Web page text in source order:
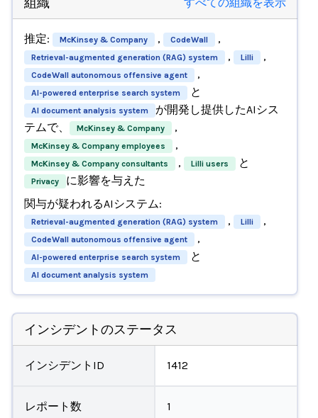
推定: McKinsey & Company , CodeWall ,
Retrieval-augmented generation (RAG) system , Lilli ,
CodeWall autonomous offensive agent ,
AI-powered enterprise search system と
AI document analysis system
が開発し提供したAIシス
テムで、
McKinsey & Company ,
McKinsey & Company employees ,
McKinsey & Company consultants , Lilli users と
Privacy
に影響を与えた
関与が疑われるAIシステム:
Retrieval-augmented generation (RAG) system , Lilli ,
CodeWall autonomous offensive agent ,
AI-powered enterprise search system と
AI document analysis system
インシデントのステータス
インシデントID 1412
レポート数 1